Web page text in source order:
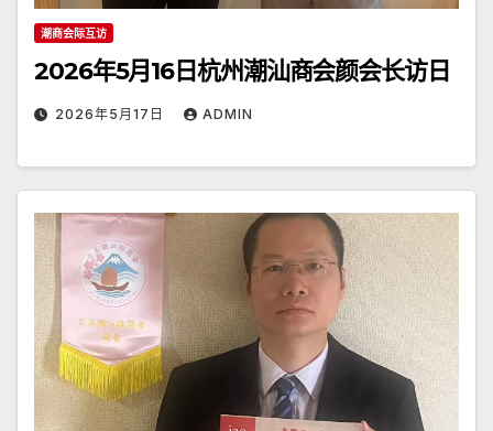
潮商会际互访
2026年5月16日杭州潮汕商会颜会长访日
2026年5月17日 ADMIN